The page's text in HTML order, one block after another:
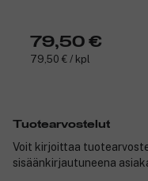
79,50 €
79,50 € / kpl
Tuotearvostelut
Voit kirjoittaa
sisäänkirjautuneena